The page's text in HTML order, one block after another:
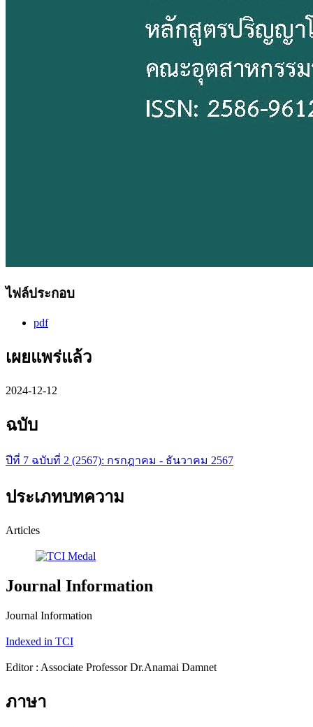
ไฟล์ประกอบ
pdf
เผยแพร่แล้ว
2024-12-12
ฉบับ
ปีที่ 7 ฉบับที่ 2 (2567): กรกฎาคม - ธันวาคม 2567
ประเภทบทความ
Articles
Journal Information
Journal Information
Indexed in TCI
Editor : Associate Professor Dr.Anamai Damnet
ภาษา